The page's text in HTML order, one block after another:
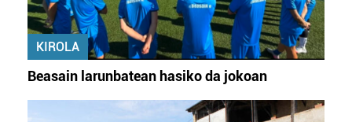
KIROLA
Beasain larunbatean hasiko da jokoan